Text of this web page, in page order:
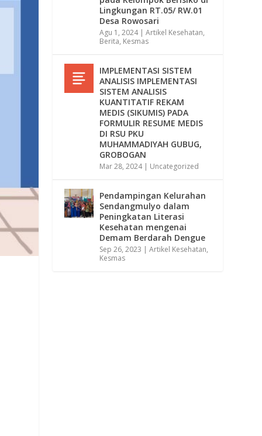
Lingkungan RT.05/ RW.01
Desa Rowosari
Agu 1, 2024|Artikel Kesehatan,
Berita, Kesmas
IMPLEMENTASI SISTEM
ANALISIS IMPLEMENTASI
SISTEM ANALISIS
KUANTITATIF REKAM
MEDIS (SIKUMIS) PADA
FORMULIR RESUME MEDIS
DI RSU PKU
MUHAMMADIYAH GUBUG,
GROBOGAN
Mar 28, 2024| Uncategorized
Pendampingan Kelurahan
Sendangmulyo dalam
Peningkatan Literasi
Kesehatan mengenai
Demam Berdarah Dengue
Sep 26, 2023 |Artikel Kesehatan,
Kesmas